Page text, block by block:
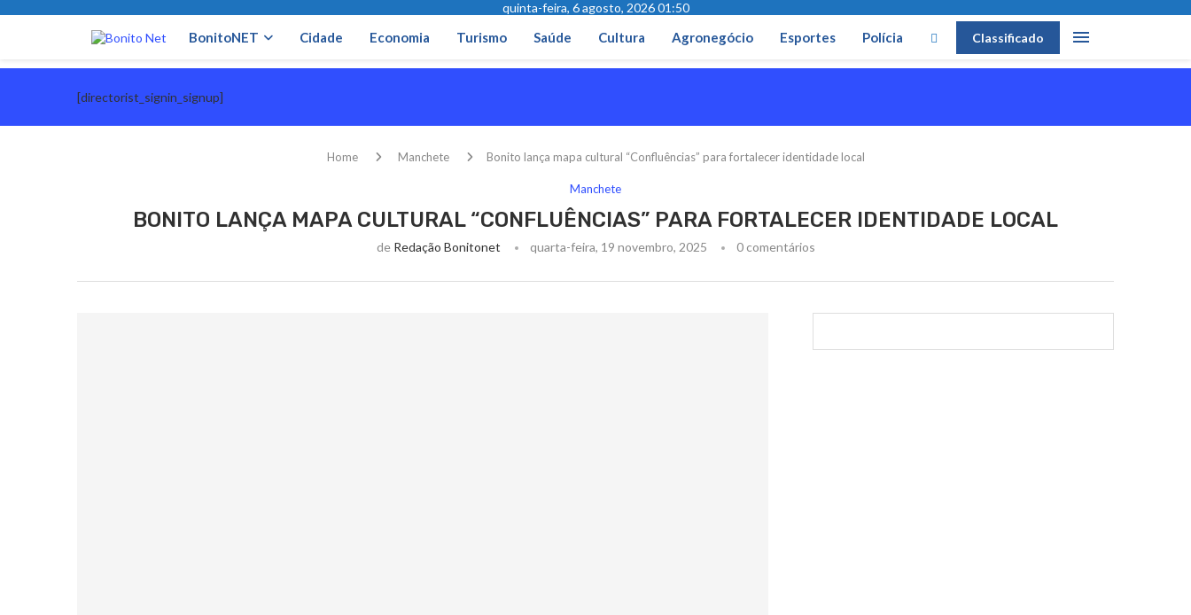
quinta-feira, 6 agosto, 2026 01:50
BonitoNET Cidade Economia Turismo Saúde Cultura Agronegócio Esportes Polícia Classificado
[directorist_signin_signup]
Home Manchete Bonito lança mapa cultural “Confluências” para fortalecer identidade local
Manchete
BONITO LANÇA MAPA CULTURAL “CONFLUÊNCIAS” PARA FORTALECER IDENTIDADE LOCAL
de Redação Bonitonet quarta-feira, 19 novembro, 2025 0 comentários